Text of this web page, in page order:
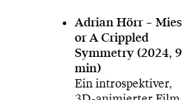
Adrian Hörr – Mies
or A Crippled
Symmetry (2024, 9
min)
Ein introspektiver,